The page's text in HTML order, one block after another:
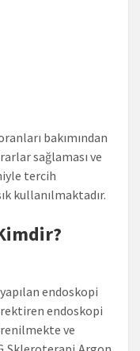
bakımından
sağlaması ve
tercih
kullanılmaktadır.
endoskopi
endoskopi
ve